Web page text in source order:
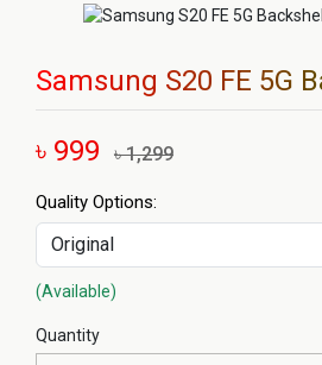
Samsung S20 FE 5G
৳ 999 ৳ 1,299
Quality Options:
(Available)
Quantity